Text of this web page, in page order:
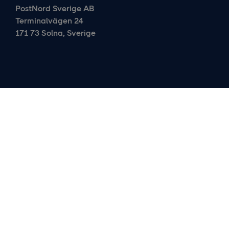
PostNord Sverige AB
Terminalvägen 24
171 73 Solna, Sverige
Om oss